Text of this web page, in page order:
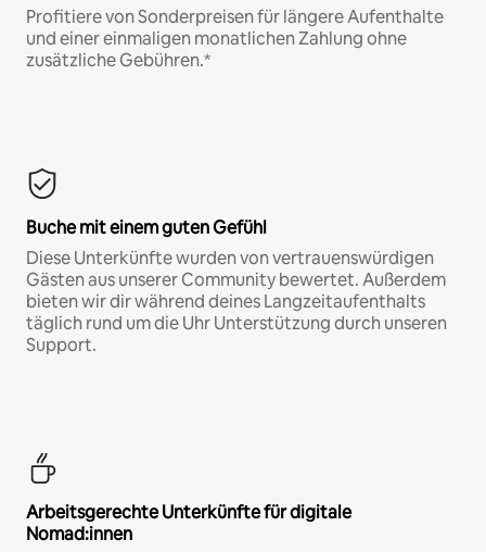
Profitiere von Sonderpreisen für längere Aufenthalte
und einer einmaligen monatlichen Zahlung ohne
zusätzliche Gebühren.*
Buche mit einem guten Gefühl
Diese Unterkünfte wurden von vertrauenswürdigen
Gästen aus unserer Community bewertet. Außerdem
bieten wir dir während deines Langzeitaufenthalts
täglich rund um die Uhr Unterstützung durch unseren
Support.
Arbeitsgerechte Unterkünfte für digitale
Nomad:innen